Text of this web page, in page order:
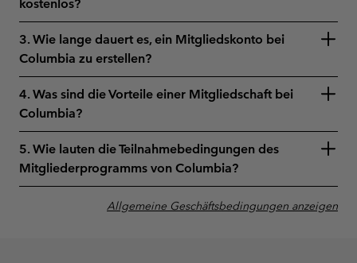
kostenlos?
3. Wie lange dauert es, ein Mitgliedskonto bei
Columbia zu erstellen?
4. Was sind die Vorteile einer Mitgliedschaft bei
Columbia?
5. Wie lauten die Teilnahmebedingungen des
Mitgliederprogramms von Columbia?
Allgemeine Geschäftsbedingungen anzeigen